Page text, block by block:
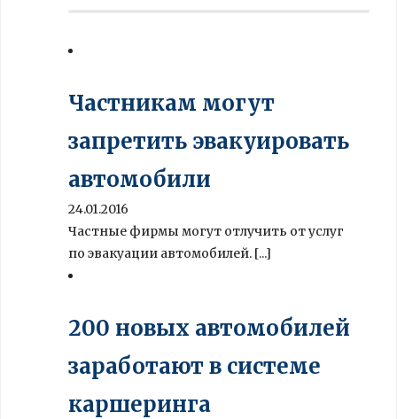
Частникам могут
запретить эвакуировать
автомобили
24.01.2016
Частные фирмы могут отлучить от услуг
по эвакуации автомобилей. [...]
200 новых автомобилей
заработают в системе
каршеринга